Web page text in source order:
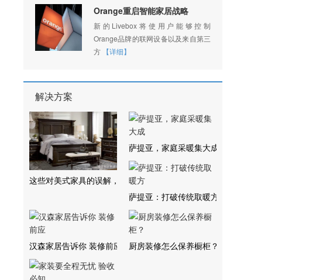
Orange重启智能家居战略
新的Livebox将使用户能够控制
Orange品牌的联网设备以及来自第三
方 【详细】
解决方案
这些对美式家具的误解，
萨提亚，家庭采暖集大成
萨提亚：打破传统取暖方
汉森家居告诉你 装修前应 厨房装修怎么保养橱柜？